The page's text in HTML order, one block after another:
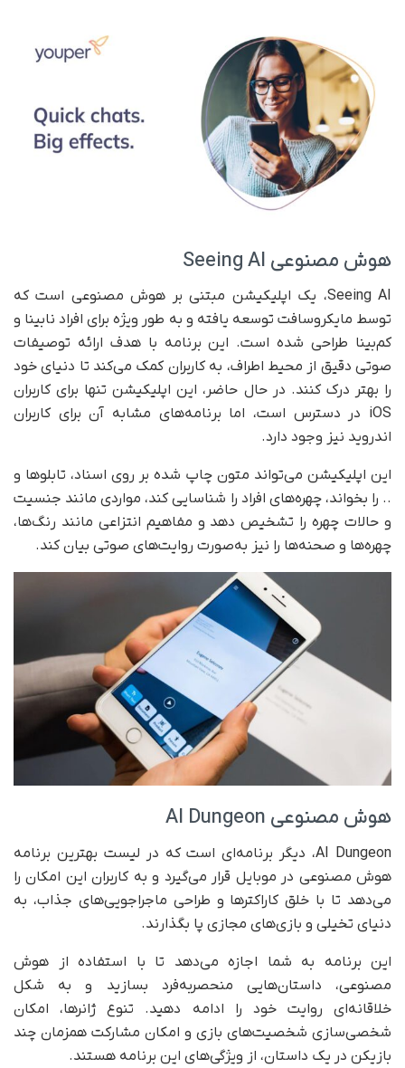
هوش مصنوعی Seeing AI
Seeing AI، یک اپلیکیشن مبتنی بر هوش مصنوعی است که
توسط مایکروسافت توسعه یافته و به طور ویژه برای افراد نابینا و
کم‌بینا طراحی شده است. این برنامه با هدف ارائه توصیفات
صوتی دقیق از محیط اطراف، به کاربران کمک می‌کند تا دنیای خود
را بهتر درک کنند. در حال حاضر، این اپلیکیشن تنها برای کاربران
iOS در دسترس است، اما برنامه‌های مشابه‌ آن برای کاربران
اندروید نیز وجود دارد.
این اپلیکیشن می‌تواند متون چاپ شده بر روی اسناد، تابلو‌ها و
.. را بخواند، چهره‌های افراد را شناسایی کند، مواردی مانند جنسیت
و حالات چهره را تشخیص دهد و مفاهیم انتزاعی مانند رنگ‌ها،
چهره‌ها و صحنه‌ها را نیز به‌صورت روایت‌های صوتی بیان کند.
هوش مصنوعی AI Dungeon
AI Dungeon، دیگر برنامه‌ای است که در لیست بهترین برنامه
هوش مصنوعی در موبایل قرار می‌گیرد و به کاربران این امکان را
می‌دهد تا با خلق کاراکترها و طراحی ماجراجویی‌های جذاب، به
دنیای تخیلی و بازی‌های مجازی پا بگذارند.
این برنامه به شما اجازه می‌دهد تا با استفاده از هوش
مصنوعی، داستان‌هایی منحصر‌به‌فرد بسازید و به شکل
خلاقانه‌ای روایت خود را ادامه دهید. تنوع ژانر‌ها، امکان
شخصی‌سازی شخصیت‌های بازی و امکان مشارکت همزمان چند
بازیکن در یک داستان، از ویژگی‌های این برنامه هستند.